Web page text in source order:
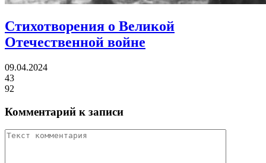
Стихотворения о Великой
Отечественной войне
09.04.2024
43
92
Комментарий к записи